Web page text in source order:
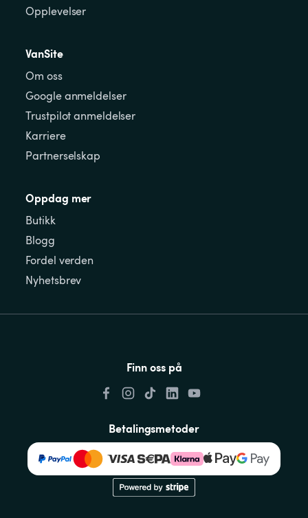
Opplevelser
VanSite
Om oss
Google anmeldelser
Trustpilot anmeldelser
Karriere
Partnerselskap
Oppdag mer
Butikk
Blogg
Fordel verden
Nyhetsbrev
Finn oss på
Betalingsmetoder